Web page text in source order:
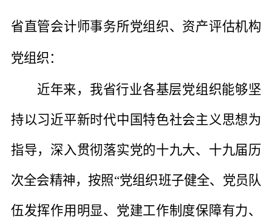
省直管会计师事务所党组织、资产评估机构
党组织：
近年来，我省行业各基层党组织能够坚
持以习近平新时代中国特色社会主义思想为
指导，深入贯彻落实党的十九大、十九届历
次全会精神，按照“党组织班子健全、党员队
伍发挥作用明显、党建工作制度保障有力、